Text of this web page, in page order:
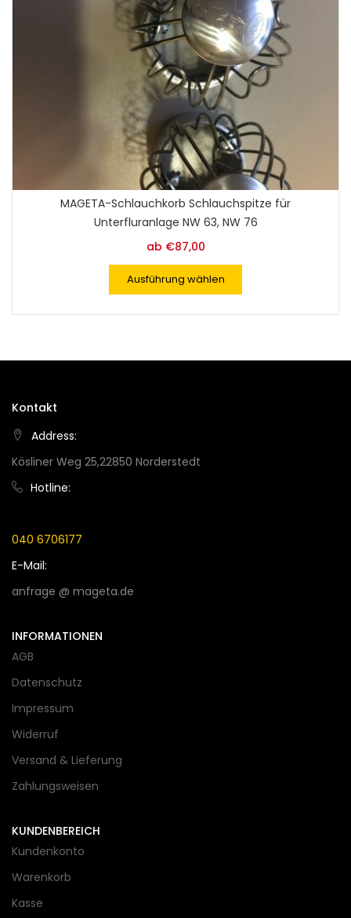
MAGETA-Schlauchkorb Schlauchspitze für
Unterfluranlage NW 63, NW 76
ab €87,00
Ausführung wählen
Kontakt
Address:
Kösliner Weg 25,22850 Norderstedt
Hotline:
040 6706177
E-Mail:
anfrage @ mageta.de
INFORMATIONEN
AGB
Datenschutz
Impressum
Widerruf
Versand & Lieferung
Zahlungsweisen
KUNDENBEREICH
Kundenkonto
Warenkorb
Kasse